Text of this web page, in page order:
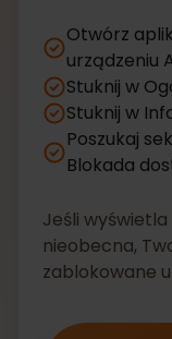
Otwórz
urządzeniu
Stuknij w
Stuknij w
Poszukaj
Blokada
Jeśli
nieobecna,
zablokowane